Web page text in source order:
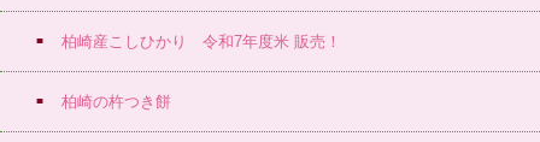
柏崎産こしひかり 令和7年度米 販売！
柏崎の杵つき餅